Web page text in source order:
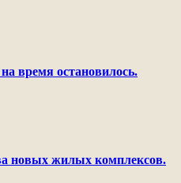
время остановилось.
новых жилых комплексов.